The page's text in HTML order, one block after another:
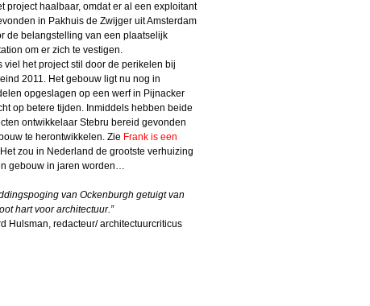
project haalbaar, omdat er al een exploitant
in Pakhuis de Zwijger uit Amsterdam
de belangstelling van een plaatselijk
om er zich te vestigen.
viel het project stil door de perikelen bij
2011. Het gebouw ligt nu nog in
opgeslagen op een werf in Pijnacker
op betere tijden. Inmiddels hebben beide
ontwikkelaar Stebru bereid gevonden
te herontwikkelen. Zie Frank is een
Het zou in Nederland de grootste verhuizing
gebouw in jaren worden…
van Ockenburgh getuigt van
hart voor architectuur.”
Hulsman, redacteur/ architectuurcriticus